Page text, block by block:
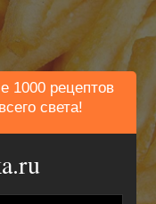
1000 рецептов
света!